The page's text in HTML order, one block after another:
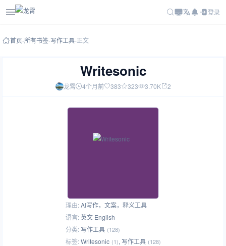
登录
首页-所有书签-写作工具-正文
Writesonic
龙霄 4个月前 383 323 3.70K 2
理由:AI写作，文案，释义工具
语言:英文 English
分类: 写作工具 (128)
标签:Writesonic (1), 写作工具 (128)